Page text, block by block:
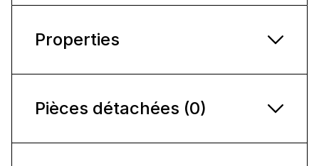
Properties
Pièces détachées (0)